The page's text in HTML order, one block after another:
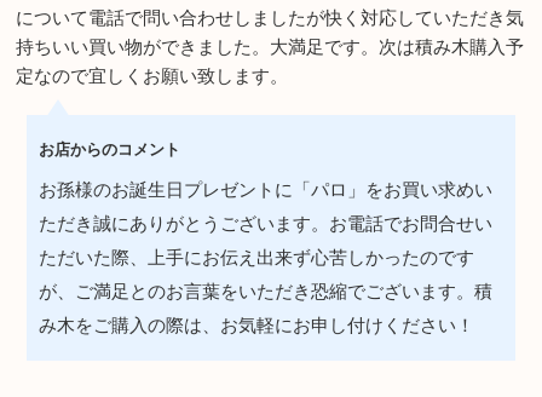
について電話で問い合わせしましたが快く対応していただき気
持ちいい買い物ができました。大満足です。次は積み木購入予
定なので宜しくお願い致します。
お店からのコメント
お孫様のお誕生日プレゼントに「パロ」をお買い求めい
ただき誠にありがとうございます。お電話でお問合せい
ただいた際、上手にお伝え出来ず心苦しかったのです
が、ご満足とのお言葉をいただき恐縮でございます。積
み木をご購入の際は、お気軽にお申し付けください！